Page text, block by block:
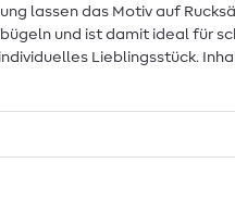
lassen das Motiv auf
und ist damit ideal für
Lieblingsstück.